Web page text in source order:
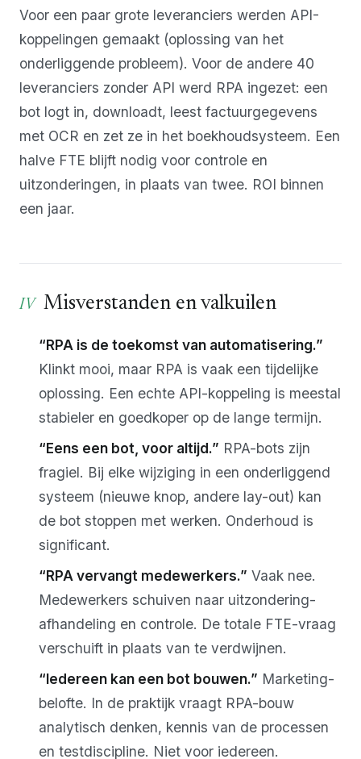
Voor een paar grote leveranciers werden API-
koppelingen gemaakt (oplossing van het
onderliggende probleem). Voor de andere 40
leveranciers zonder API werd RPA ingezet: een
bot logt in, downloadt, leest factuurgegevens
met OCR en zet ze in het boekhoudsysteem. Een
halve FTE blijft nodig voor controle en
uitzonderingen, in plaats van twee. ROI binnen
een jaar.
Misverstanden en valkuilen
“RPA is de toekomst van automatisering.”
Klinkt mooi, maar RPA is vaak een tijdelijke
oplossing. Een echte API-koppeling is meestal
stabieler en goedkoper op de lange termijn.
“Eens een bot, voor altijd.” RPA-bots zijn
fragiel. Bij elke wijziging in een onderliggend
systeem (nieuwe knop, andere lay-out) kan
de bot stoppen met werken. Onderhoud is
significant.
“RPA vervangt medewerkers.” Vaak nee.
Medewerkers schuiven naar uitzondering-
afhandeling en controle. De totale FTE-vraag
verschuift in plaats van te verdwijnen.
“Iedereen kan een bot bouwen.” Marketing-
belofte. In de praktijk vraagt RPA-bouw
analytisch denken, kennis van de processen
en testdiscipline. Niet voor iedereen.